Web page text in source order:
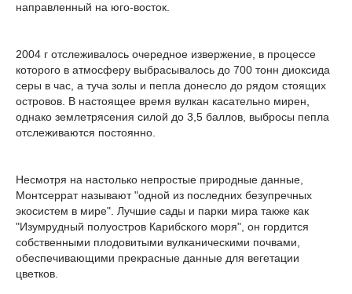
направленный на юго-восток.
2004 г отслеживалось очередное извержение, в процессе
которого в атмосферу выбрасывалось до 700 тонн диоксида
серы в час, а туча золы и пепла донесло до рядом стоящих
островов. В настоящее время вулкан касательно мирен,
однако землетрясения силой до 3,5 баллов, выбросы пепла
отслеживаются постоянно.
Несмотря на настолько непростые природные данные,
Монтсеррат называют "одной из последних безупречных
экосистем в мире". Лучшие сады и парки мира также как
"Изумрудный полуостров Карибского моря", он гордится
собственными плодовитыми вулканическими почвами,
обеспечивающими прекрасные данные для вегетации
цветков.